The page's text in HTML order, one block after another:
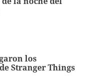
los
Stranger Things